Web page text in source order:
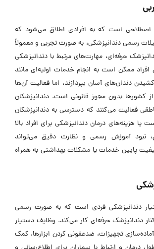
اصطلاحی است که به افرادی اطلاق می‌شود که
رسمی دندانپزشکی، به صورت تجربی و معمولاً
حرفه‌ای، مهارت‌های مرتبط با دندانپزشکی
افراد ممکن است به انجام خدمات اولیه‌ای مانند
دندان‌های آسان بپردازند، اما فعالیت آن‌ها
کشور‌ها بدون مجوز قانونی است. دندانپزشکان
فعالیت می‌کنند که دسترسی به دندانپزشکان
هزینه‌های درمان دندانپزشکی برای افراد بالا
نبود آموزش رسمی و نظارت دقیق می‌تواند
پایین خدمات یا مشکلات بهداشتی به همراه
دندانپزشکی فردی است که به صورت رسمی
دندانپزشک حرفه‌ای کار می‌کند. وظایف دستیار
تجهیزات، ضدعفونی کردن ابزار‌ها، کمک